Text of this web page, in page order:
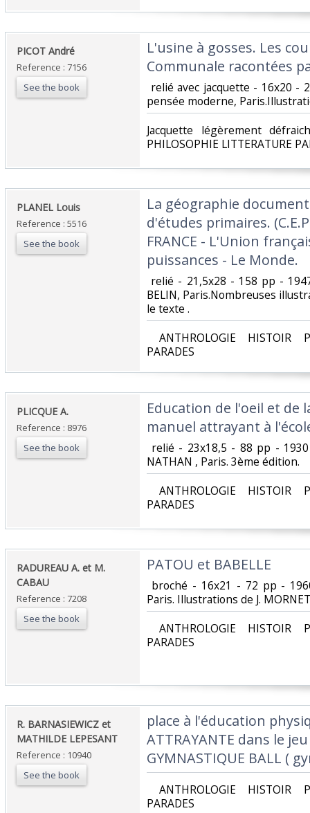
‎PICOT André‎
Reference : 7156
See the book
‎L'usine à gosses. Les
Communale racontées
relié avec jacquette - 16x20
pensée moderne,
‎Jacquette légèrement
PHILOSOPHIE LITTERATURE
‎PLANEL Louis‎
Reference : 5516
See the book
‎La géographie
d'études primaires.
FRANCE - L'Union
puissances - Le Monde.‎
relié - 21,5x28 - 158 pp -
BELIN, Paris.Nombreuses
le texte .‎
ANTHROLOGIE HISTOIR
PARADES‎
‎PLICQUE A. ‎
Reference : 8976
See the book
‎Education de l'oeil et de
manuel attrayant à
relié - 23x18,5 - 88 pp -
NATHAN , Paris. 3ème édition. ‎
ANTHROLOGIE HISTOIR
PARADES‎
‎RADUREAU A. et M.
CABAU‎
Reference : 7208
See the book
‎PATOU et BABELLE ‎
broché - 16x21 - 72 pp -
Paris. Illustrations de J.
ANTHROLOGIE HISTOIR
PARADES‎
‎R. BARNASIEWICZ et
MATHILDE LEPESANT‎
Reference : 10940
See the book
‎place à l'éducation
ATTRAYANTE dans le
GYMNASTIQUE BALL (
ANTHROLOGIE HISTOIR
PARADES‎